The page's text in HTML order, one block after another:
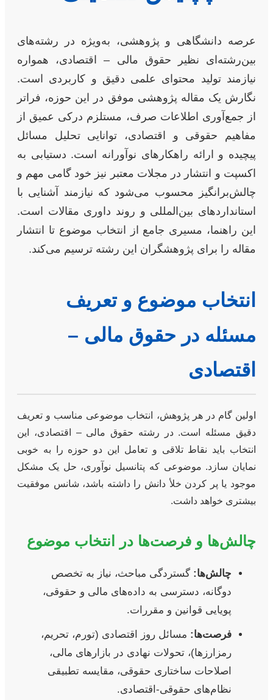
عرصه دانشگاهی و پژوهشی، به‌ویژه در رشته‌های
بین‌رشته‌ای نظیر حقوق مالی – اقتصادی، همواره
نیازمند تولید محتوای علمی دقیق و کاربردی است.
نگارش یک مقاله پژوهشی موفق در این حوزه، فراتر
از جمع‌آوری اطلاعات صرف، مستلزم درکی عمیق از
مفاهیم حقوقی و اقتصادی، توانایی تحلیل مسائل
پیچیده و ارائه راهکارهای نوآورانه است. دستیابی به
اکسپت و انتشار در مجلات معتبر نیز خود گامی مهم و
چالش‌برانگیز محسوب می‌شود که نیازمند آشنایی با
استانداردهای بین‌المللی و روند داوری مقالات است.
این راهنما، مسیری جامع از انتخاب موضوع تا انتشار
مقاله را برای پژوهشگران این رشته ترسیم می‌کند.
انتخاب موضوع و تعریف
مسئله در حقوق مالی –
اقتصادی
اولین گام در هر پژوهش، انتخاب موضوعی مناسب و تعریف
دقیق مسئله است. در رشته حقوق مالی – اقتصادی، این
انتخاب باید نقاط تلاقی و تعامل این دو حوزه را به خوبی
نمایان سازد. موضوعی که پتانسیل نوآوری، حل یک مشکل
موجود یا پر کردن خلأ دانش را داشته باشد، شانس موفقیت
بیشتری خواهد داشت.
چالش‌ها و فرصت‌ها در انتخاب موضوع
چالش‌ها: گستردگی مباحث، نیاز به تخصص
دوگانه، دسترسی به داده‌های مالی و حقوقی،
پویایی قوانین و مقررات.
فرصت‌ها: مسائل روز اقتصادی (تورم، تحریم،
رمزارزها)، تحولات نهادی در بازارهای مالی،
اصلاحات ساختاری حقوقی، مقایسه تطبیقی
نظام‌های حقوقی-اقتصادی.